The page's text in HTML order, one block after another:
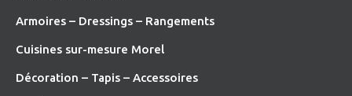
Armoires – Dressings – Rangements
Cuisines sur-mesure Morel
Décoration – Tapis – Accessoires